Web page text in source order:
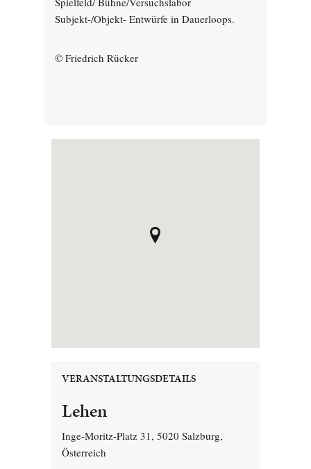
Subjekt-/Objekt- Entwürfe in Dauerloops.
© Friedrich Rücker
VERANSTALTUNGSDETAILS
Lehen
Inge-Moritz-Platz 31, 5020 Salzburg,
Österreich